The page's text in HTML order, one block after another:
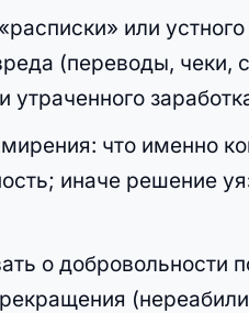
или устного
(переводы, чеки,
что именно
иначе решение
о добровольности